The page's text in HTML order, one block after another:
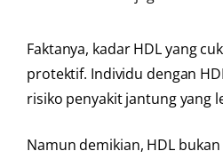
Faktanya, kadar HDL yang
protektif. Individu dengan
risiko penyakit jantung yang
Namun demikian, HDL bukan